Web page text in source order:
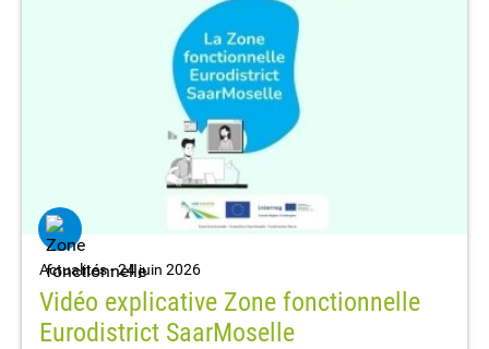
Actualités -24 juin 2026
Vidéo explicative Zone fonctionnelle
Eurodistrict SaarMoselle